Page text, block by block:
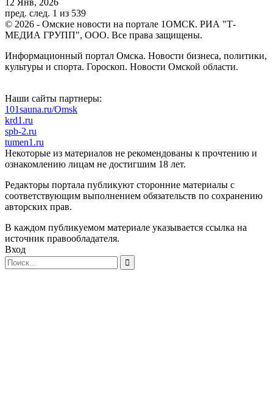
пред. след. 1 из 539
© 2026 - Омские новости на портале 1ОМСК. РИА "Т-
МЕДИА ГРУПП", ООО. Все права защищены.
Информационный портал Омска. Новости бизнеса, политики,
культуры и спорта. Гороскоп. Новости Омской области.
Наши сайты партнеры:
101sauna.ru/Omsk
krd1.ru
spb-2.ru
tumen1.ru
Некоторые из материалов не рекомендованы к прочтению и
ознакомлению лицам не достигшим 18 лет.
Редакторы портала публикуют сторонние материалы с
соответствующим выполнением обязательств по сохранению
авторских прав.
В каждом публикуемом материале указывается ссылка на
источник правообладателя.
Вход